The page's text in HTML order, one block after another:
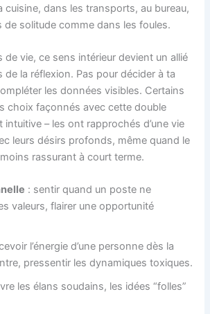
cuisine, dans les transports, au bureau,
de solitude comme dans les foules.
de vie, ce sens intérieur devient un allié
de la réflexion. Pas pour décider à ta
les données visibles. Certains
choix façonnés avec cette double
intuitive – les ont rapprochés d’une vie
leurs désirs profonds, même quand le
rassurant à court terme.
: sentir quand un poste ne
valeurs, flairer une opportunité
l’énergie d’une personne dès la
pressentir les dynamiques toxiques.
les élans soudains, les idées “folles”